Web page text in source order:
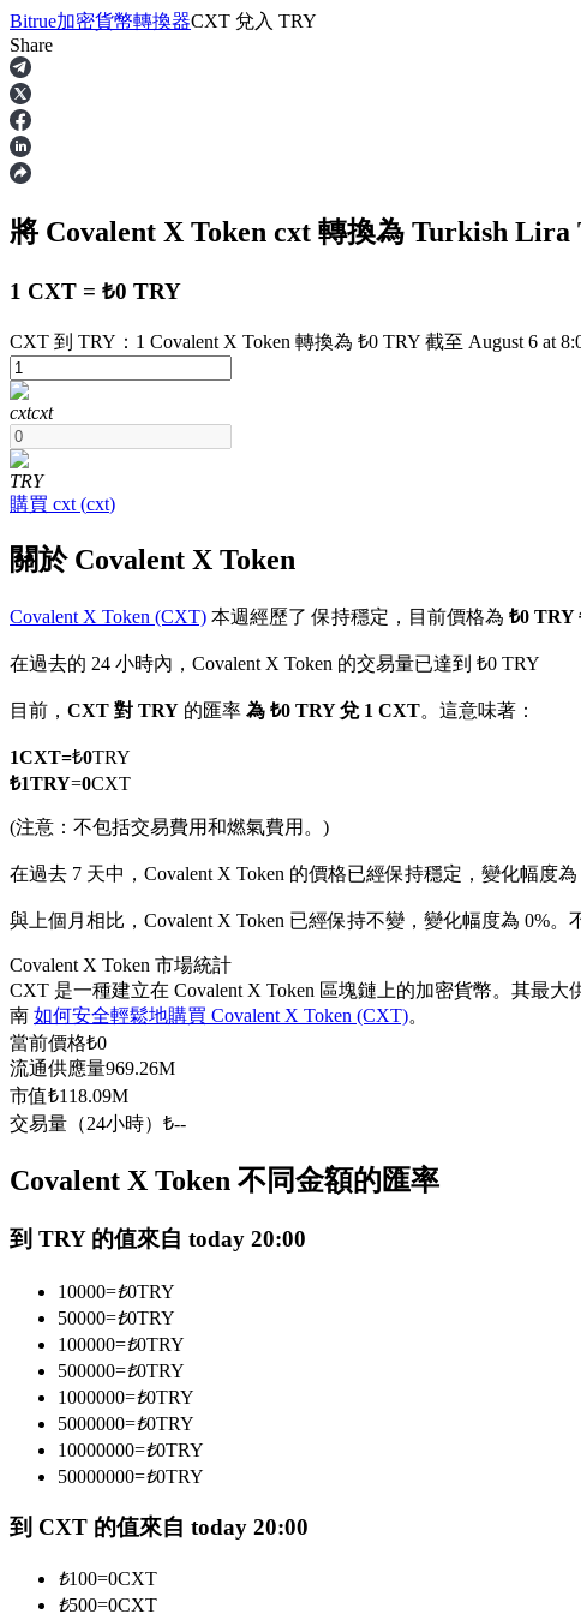
合約
USDT永續
多種以USDT結算的永續合約
幣本位永續
以數字貨幣為保證金的永續合約
USDC永續
跟單
與頂尖交易專家同行
Bitrue加密貨幣轉換器CXT 兌入 TRY
Share
將 Covalent X Token cxt 轉換為 Turkish Lira
1 CXT = ₺0 TRY
CXT 到 TRY：1 Covalent X Token 轉換為 ₺0 TRY 截至 August 6 at
cxtcxt
TRY
購買 cxt (cxt)
關於 Covalent X Token
Covalent X Token (CXT) 本週經歷了 保持穩定，目前價格為 ₺0 TRY
在過去的 24 小時內，Covalent X Token 的交易量已達到 ₺0 TRY
目前， CXT 對 TRY 的匯率 為 ₺0 TRY 兌 1 CXT。這意味著：
1CXT=₺0TRY
₺1TRY=0CXT
(注意：不包括交易費用和燃氣費用。)
在過去 7 天中，Covalent X Token 的價格已經保持穩定，變化幅度為
與上個月相比，Covalent X Token 已經保持不變，變化幅度為 0%。
Covalent X Token 市場統計
CXT 是一種建立在 Covalent X Token 區塊鏈上的加密貨幣。其最
南 如何安全輕鬆地購買 Covalent X Token (CXT)。
當前價格₺0
流通供應量969.26M
市值₺118.09M
交易量（24小時） ₺--
Covalent X Token 不同金額的匯率
到 TRY 的值來自 today 20:00
10000=₺0TRY
50000=₺0TRY
100000=₺0TRY
500000=₺0TRY
1000000=₺0TRY
5000000=₺0TRY
10000000=₺0TRY
50000000=₺0TRY
到 CXT 的值來自 today 20:00
₺100=0CXT
₺500=0CXT